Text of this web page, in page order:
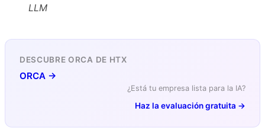
LLM
DESCUBRE ORCA DE HTX
ORCA →
¿Está tu empresa lista para la IA?
Haz la evaluación gratuita →